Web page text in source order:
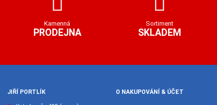
Kamenná
PRODEJNA
Sortiment
SKLADEM
JIŘÍ PORTLÍK O NAKUPOVÁNÍ & ÚČET